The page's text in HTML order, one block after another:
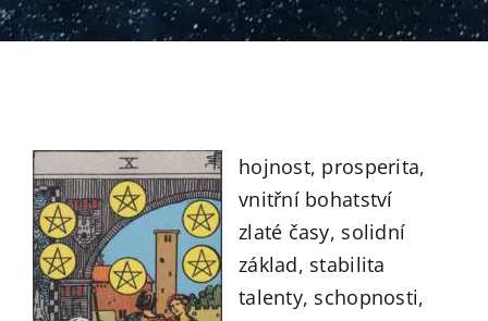
hojnost, prosperita,
vnitřní bohatství
zlaté časy, solidní
základ, stabilita
talenty, schopnosti,